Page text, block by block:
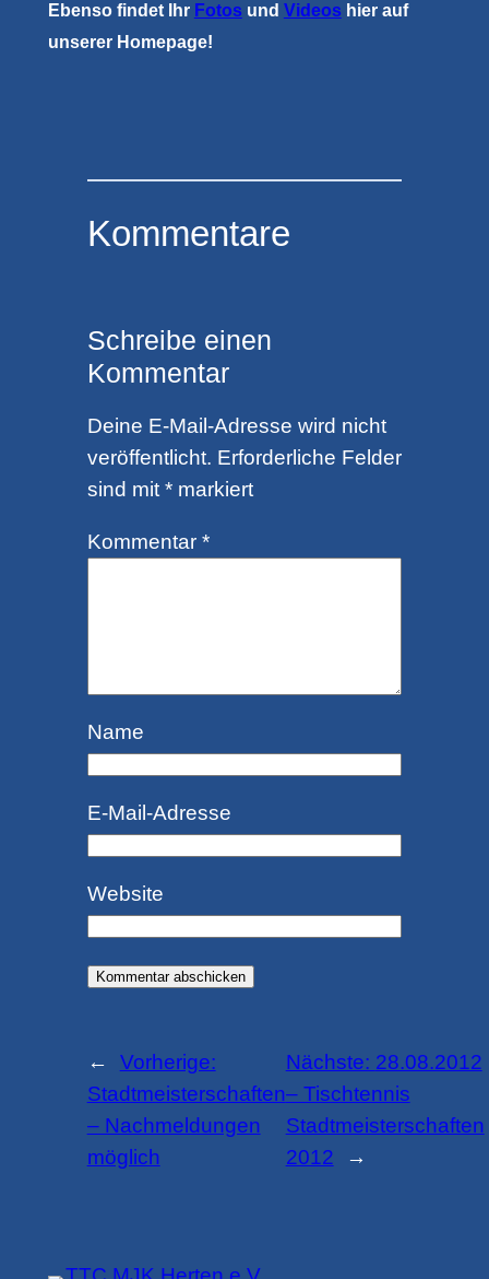
Ebenso findet Ihr Fotos und Videos hier auf
unserer Homepage!
Kommentare
Schreibe einen
Kommentar
Deine E-Mail-Adresse wird nicht
veröffentlicht. Erforderliche Felder
sind mit *markiert
Kommentar *
Name
E-Mail-Adresse
Website
←
Vorherige:
Stadtmeisterschaften
– Nachmeldungen
möglich
Nächste: 28.08.2012
– Tischtennis
Stadtmeisterschaften
2012
→